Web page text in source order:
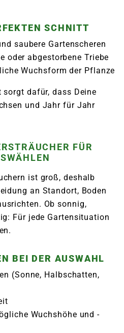
SCHNITT
saubere Gartenscheren
oder abgestorbene Triebe
Wuchsform der Pflanze
dafür, dass Deine
und Jahr für Jahr
FÜR
ist groß, deshalb
an Standort, Boden
Ob sonnig,
Für jede Gartensituation
BEI DER AUSWAHL
(Sonne, Halbschatten,
Wuchshöhe und -